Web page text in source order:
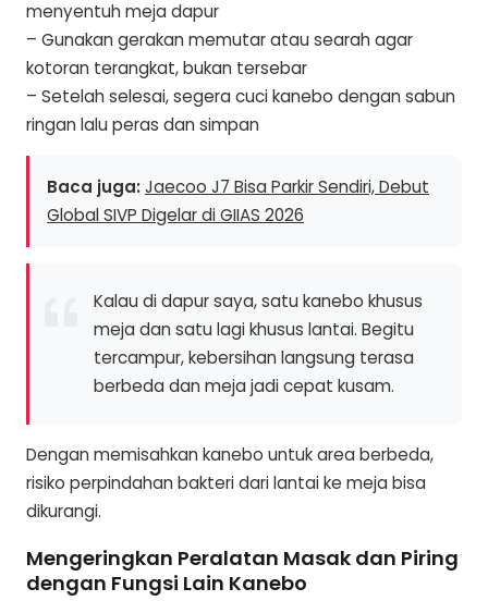
menyentuh meja dapur
– Gunakan gerakan memutar atau searah agar
kotoran terangkat, bukan tersebar
– Setelah selesai, segera cuci kanebo dengan sabun
ringan lalu peras dan simpan
Baca juga:Jaecoo J7 Bisa Parkir Sendiri, Debut
Global SIVP Digelar di GIIAS 2026
Kalau di dapur saya, satu kanebo khusus
meja dan satu lagi khusus lantai. Begitu
tercampur, kebersihan langsung terasa
berbeda dan meja jadi cepat kusam.
Dengan memisahkan kanebo untuk area berbeda,
risiko perpindahan bakteri dari lantai ke meja bisa
dikurangi.
Mengeringkan Peralatan Masak dan Piring
dengan Fungsi Lain Kanebo